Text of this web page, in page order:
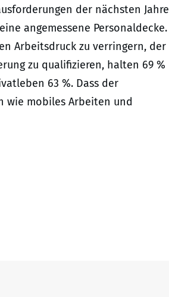
der nächsten Jahre
angemessene Personaldecke.
Arbeitsdruck zu verringern, der
zu qualifizieren, halten 69 %
63 %. Dass der
wie mobiles Arbeiten und